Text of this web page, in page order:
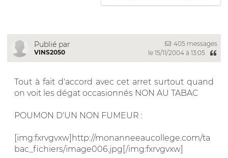
Publié par
VINS2050
405 messages
le 15/11/2004 à 13:05
Tout à fait d'accord avec cet arret surtout quand
on voit les dégat occasionnés NON AU TABAC
POUMON D'UN NON FUMEUR :
[img:fxrvgvxw]http://monanneeaucollege.com/ta
bac_fichiers/image006.jpg[/img:fxrvgvxw]